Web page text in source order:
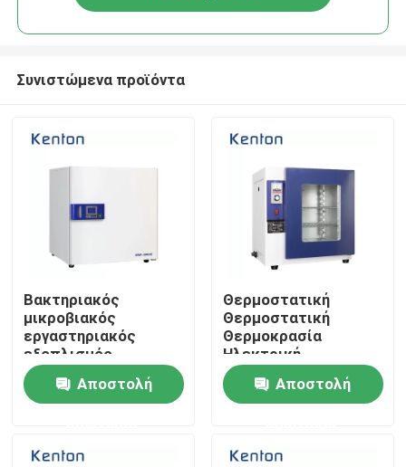
Σπίτι
Σχετικά με εμάς
Επαφές
Συνιστώμενα προϊόντα
Βακτηριακός
μικροβιακός
εργαστηριακός
εξοπλισμός
επωαστήρων
κυττάρων διοξειδίου
του άνθρακα IR
Αποστολή
Θερμοστατική
Θερμοστατική
Θερμοκρασία
Ηλεκτρική
Θερμοκοιτίδα Για
ΕργαστήριοΑποστολή